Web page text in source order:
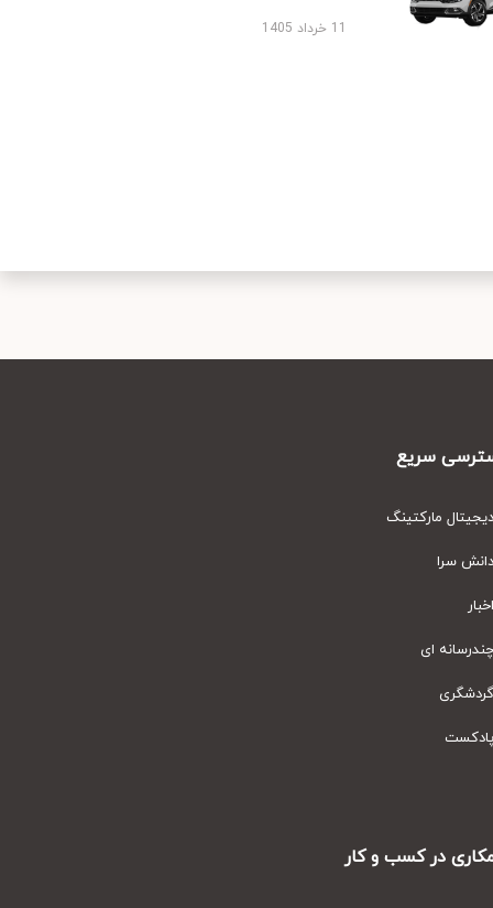
سریع
مارکتینگ
سرا
ای
در کسب و کار